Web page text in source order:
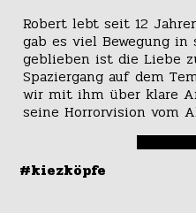
Robert lebt seit 12
gab es viel Bewegung in
geblieben ist die Liebe
Spaziergang auf dem
wir mit ihm über klare
seine Horrorvision vom
#kiezköpfe